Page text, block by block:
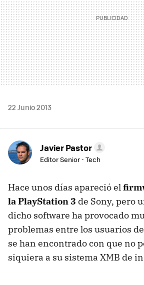
22 Junio 2013
Javier Pastor
Editor Senior - Tech
Hace unos días apareció el
la PlayStation 3 de Sony, pero
dicho software ha provocado
problemas entre los usuarios
se han encontrado con que no
siquiera a su sistema XMB de